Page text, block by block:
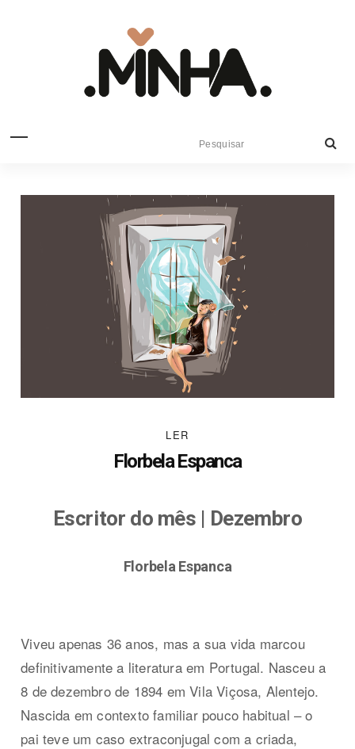
LER
Florbela Espanca
Escritor do mês | Dezembro
Florbela Espanca
Viveu apenas 36 anos, mas a sua vida marcou
definitivamente a literatura em Portugal. Nasceu a
8 de dezembro de 1894 em Vila Viçosa, Alentejo.
Nascida em contexto familiar pouco habitual – o
pai teve um caso extraconjugal com a criada,